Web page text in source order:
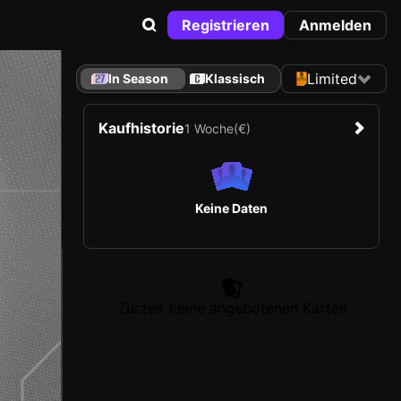
Registrieren Anmelden
In Season Klassisch Limited
Kaufhistorie1 Woche(€)
Keine Daten